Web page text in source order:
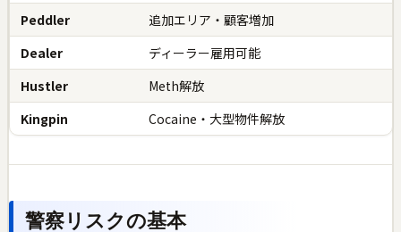
Peddler
追加エリア・顧客増加
Dealer
ディーラー雇用可能
Hustler
Meth解放
Kingpin
Cocaine・大型物件解放
警察リスクの基本